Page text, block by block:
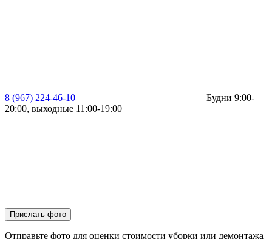
8 (967) 224-46-10
Будни 9:00-
20:00, выходные 11:00-19:00
Прислать фото
Отправьте фото для оценки стоимости уборки или демонтажа